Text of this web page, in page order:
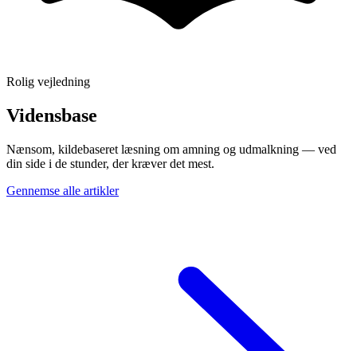
Rolig vejledning
Vidensbase
Nænsom, kildebaseret læsning om amning og udmalkning — ved
din side i de stunder, der kræver det mest.
Gennemse alle artikler